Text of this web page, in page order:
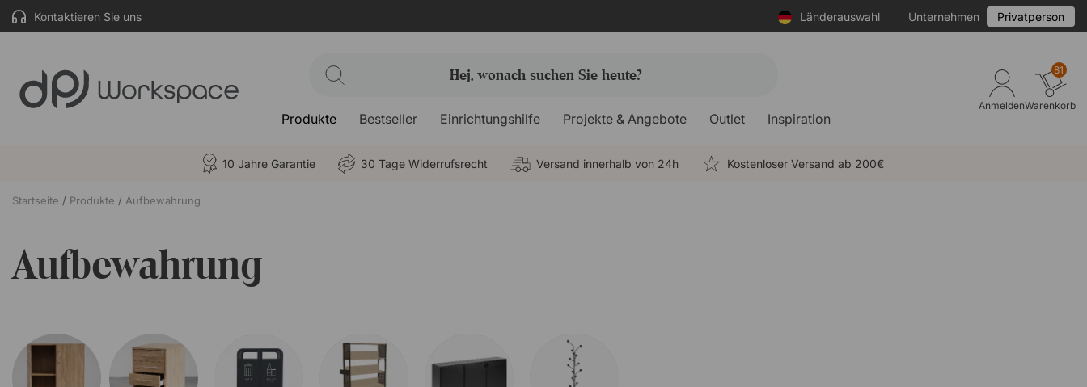
Kontaktieren Sie uns Länderauswahl Unternehmen Privatperson
Produkte Bestseller Einrichtungshilfe Projekte & Angebote Outlet Inspiration
Anmelden
81
Warenkorb
10 Jahre Garantie 30 Tage Widerrufsrecht Versand innerhalb von 24h Kostenloser Versand ab 200€
Startseite Produkte Aufbewahrung
Aufbewahrung